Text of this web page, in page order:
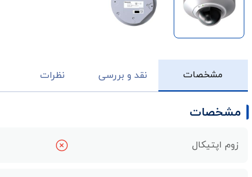
مشخصات نقد و بررسی نظرات
مشخصات
زوم اپتیکال